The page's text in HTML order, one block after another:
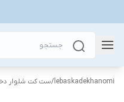
lebaskadekhanomi
/ست کت شلوار